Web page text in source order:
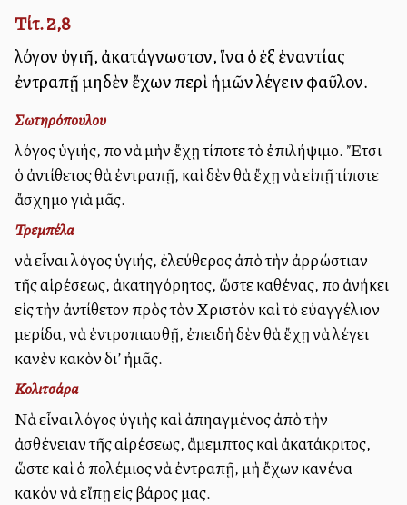
Τίτ. 2,8
λόγον ὑγιῆ, ἀκατάγνωστον, ἵνα ὁ ἐξ ἐναντίας
ἐντραπῇ μηδὲν ἔχων περὶ ἡμῶν λέγειν φαῦλον.
Σωτηρόπουλου
λόγος ὑγιής, ποὺ νὰ μὴν ἔχῃ τίποτε τὸ ἐπιλήψιμο. Ἔτσι
ὁ ἀντίθετος θὰ ἐντραπῇ, καὶ δὲν θὰ ἔχῃ νὰ εἰπῇ τίποτε
ἄσχημο γιὰ μᾶς.
Τρεμπέλα
νὰ εἶναι λόγος ὑγιής, ἐλεύθερος ἀπὸ τὴν ἀρρώστιαν
τῆς αἱρέσεως, ἀκατηγόρητος, ὥστε καθένας, ποὺ ἀνήκει
εἰς τὴν ἀντίθετον πρὸς τὸν Χριστὸν καὶ τὸ εὐαγγέλιον
μερίδα, νὰ ἐντροπιασθῇ, ἐπειδὴ δὲν θὰ ἔχῃ νὰ λέγει
κανὲν κακὸν δι’ ἠμᾶς.
Κολιτσάρα
Νὰ εἶναι λόγος ὑγιὴς καὶ ἀπηλλαγμένος ἀπὸ τὴν
ἀσθένειαν τῆς αἱρέσεως, ἄμεμπτος καὶ ἀκατάκριτος,
ὥστε καὶ ὁ πολέμιος νὰ ἐντραπῇ, μὴ ἔχων κανένα
κακὸν νὰ εἴπῃ εἰς βάρος μας.